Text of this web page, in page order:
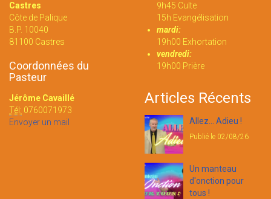
Castres
Côte de Palique
B.P. 10040
81100 Castres
Coordonnées du
Pasteur
Jérôme Cavaillé
Tél: 0760071973
Envoyer un mail
9h45 Culte
15h Evangélisation
mardi:
19h00 Exhortation
vendredi:
19h00 Prière
Articles Récents
Allez... Adieu !
Publié le 02/08/26
Un manteau
d'onction pour
tous !